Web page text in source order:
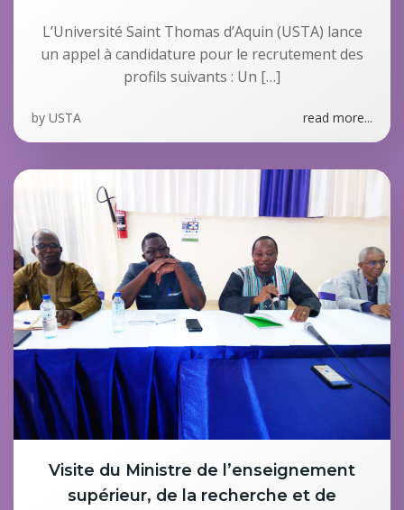
L’Université Saint Thomas d’Aquin (USTA) lance
un appel à candidature pour le recrutement des
profils suivants : Un […]
by USTA read more...
Visite du Ministre de l’enseignement
supérieur, de la recherche et de